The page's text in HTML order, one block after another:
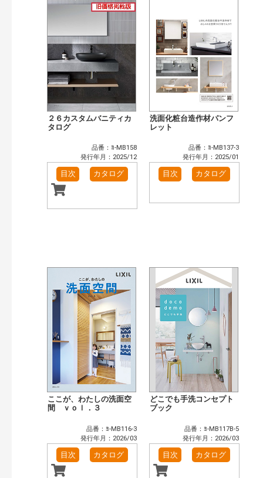
まずはここから（6）
施工イメージ・アイデア集（4）
リフォームおすすめ（6）
省エネ住宅関連（1）
補助金・優遇制度を知る（1）
カタログ一覧＆使い方（1）
窓・シャッター（1）
玄関ドア・引戸（5）
インテリア建材（6）
浴室（10）
太陽光発電・屋根・外壁（1）
発行年で検索
２６カスタムバニティカ
タログ
品番：ﾖ-MB158
発行年月：2025/12
目次 カタログ
洗面化粧台造作材パンフ
レット
品番：ﾖ-MB137-3
発行年月：2025/01
目次 カタログ
ここが、わたしの洗面空
間 ｖｏｌ．３
品番：ﾖ-MB116-3
発行年月：2026/03
目次 カタログ
どこでも手洗コンセプト
ブック
品番：ﾖ-MB117B-5
発行年月：2026/03
目次 カタログ